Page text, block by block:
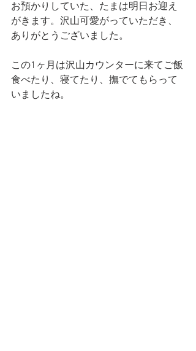
お預かりしていた、たまは明日お迎え
がきます。沢山可愛がっていただき、
ありがとうございました。
この1ヶ月は沢山カウンターに来てご飯
食べたり、寝てたり、撫でてもらって
いましたね。